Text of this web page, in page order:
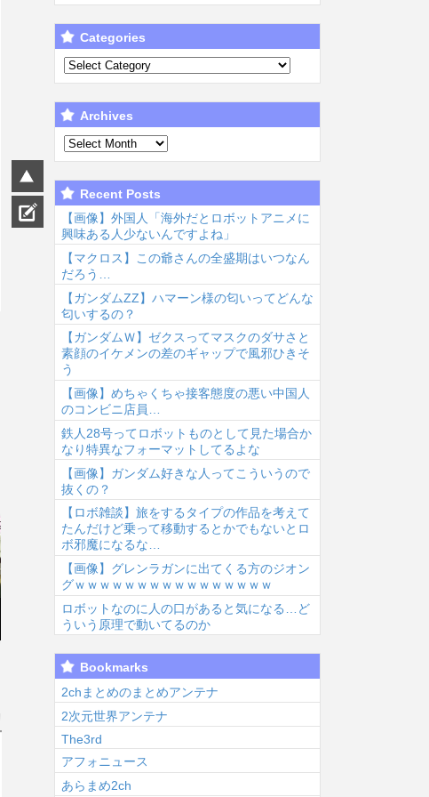
2026/8/6 21:03
ジャンプラ、モ
ーニングみたい
な新連載が始ま
るwww...
2026/8/6 21:02
【ラブライ
もミアちゃん
(14歳)に押し倒
される...
2026/8/6 21:01
【ラブライ
ゃんの尻
【Liella...
Categories
Archives
Recent Posts
【画像】外国人「海外だとロボットアニメに
興味ある人少ないんですよね」
【マクロス】この爺さんの全盛期はいつなん
だろう…
【ガンダムΖΖ】ハマーン様の匂いってどんな
匂いするの？
【ガンダムＷ】ゼクスってマスクのダサさと
素顔のイケメンの差のギャップで風邪ひきそ
う
【画像】めちゃくちゃ接客態度の悪い中国人
のコンビニ店員…
鉄人28号ってロボットものとして見た場合か
なり特異なフォーマットしてるよな
【画像】ガンダム好きな人ってこういうので
抜くの？
【ロボ雑談】旅をするタイプの作品を考えて
たんだけど乗って移動するとかでもないとロ
ボ邪魔になるな…
【画像】グレンラガンに出てくる方のジオン
グｗｗｗｗｗｗｗｗｗｗｗｗｗｗｗｗ
ロボットなのに人の口があると気になる…ど
ういう原理で動いてるのか
Bookmarks
2chまとめのまとめアンテナ
2次元世界アンテナ
The3rd
アフォニュース
あらまめ2ch